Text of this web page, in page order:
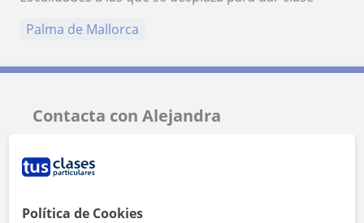
Palma de Mallorca
Contacta con Alejandra
Tarifa
Política de Cookies